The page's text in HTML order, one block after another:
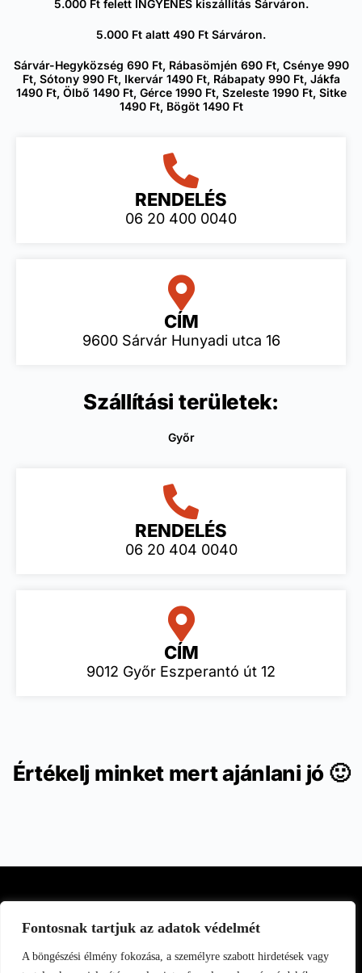
Fontosnak tartjuk az adatok védelmét
A böngészési élmény fokozása, a személyre szabott hirdetések vagy
5.000 Ft felett INGYENES kiszállítás Sárváron.
5.000 Ft alatt 490 Ft Sárváron.
Sárvár-Hegyközség 690 Ft, Rábasömjén 690 Ft, Csénye 990
Ft, Sótony 990 Ft, Ikervár 1490 Ft, Rábapaty 990 Ft, Jákfa
1490 Ft, Ölbő 1490 Ft, Gérce 1990 Ft, Szeleste 1990 Ft, Sitke
1490 Ft, Bögöt 1490 Ft
RENDELÉS
06 20 400 0040
CÍM
9600 Sárvár Hunyadi utca 16
Szállítási területek:
Győr
RENDELÉS
06 20 404 0040
CÍM
9012 Győr Eszperantó út 12
Értékelj minket mert ajánlani jó 🙂